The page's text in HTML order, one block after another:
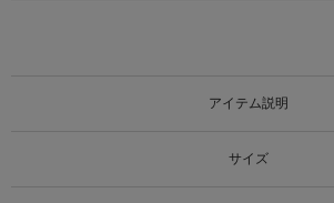
アイテム説明
サイズ